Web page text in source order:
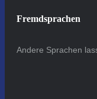
Fremdsprachen
Andere Sprachen